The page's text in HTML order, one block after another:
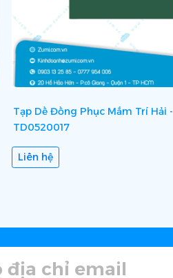
Tạp Dề Đồng Phục Mắm Trí Hải -
TD0520017
Liên hệ